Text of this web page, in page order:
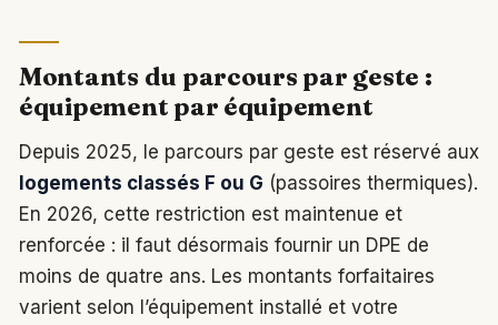
Montants du parcours par geste :
équipement par équipement
Depuis 2025, le parcours par geste est réservé aux
logements classés F ou G (passoires thermiques).
En 2026, cette restriction est maintenue et
renforcée : il faut désormais fournir un DPE de
moins de quatre ans. Les montants forfaitaires
varient selon l’équipement installé et votre